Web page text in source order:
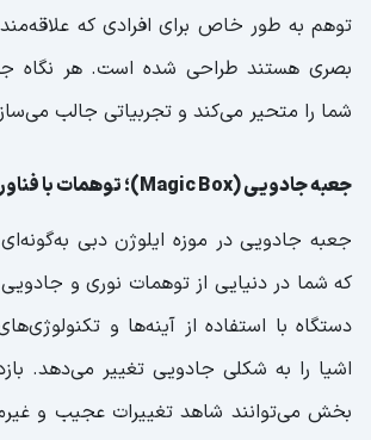
توهم به طور خاص برای افرادی که
بصری هستند طراحی شده است. هر نگاه
شما را متحیر می‌کند و تجربیاتی جالب
جعبه جادویی (Magic Box)؛ توهمات با فناوری‌های نوین
جعبه جادویی در موزه ایلوژن دبی
که شما در دنیایی از توهمات نوری و جادویی
دستگاه با استفاده از آینه‌ها و
اشیا را به شکلی جادویی تغییر می‌دهد.
بخش می‌توانند شاهد تغییرات عجیب و